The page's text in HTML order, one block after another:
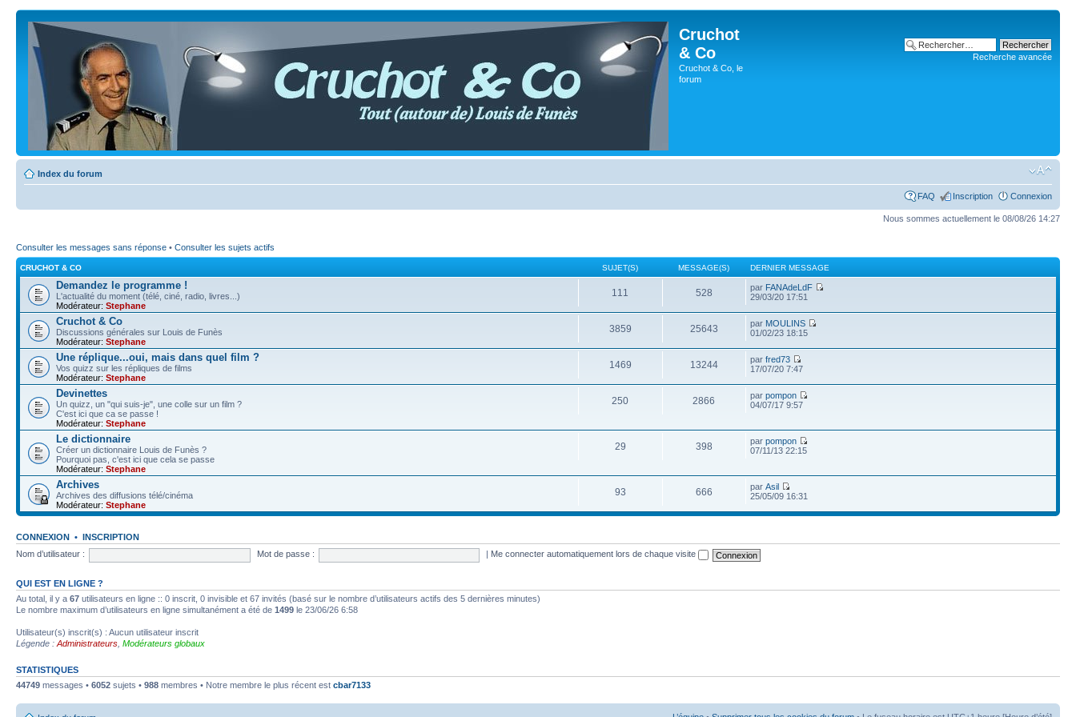
Cruchot
& Co
Cruchot & Co, le
forum
Recherche avancée
Index du forum
FAQ Inscription Connexion
Nous sommes actuellement le 08/08/26 14:27
Consulter les messages sans réponse • Consulter les sujets actifs
CRUCHOT & CO SUJET(S) MESSAGE(S) DERNIER MESSAGE
Demandez le programme !
L'actualité du moment (télé, ciné, radio, livres...)
Modérateur: Stephane
111 528 par FANAdeLdF
29/03/20 17:51
Cruchot & Co
Discussions générales sur Louis de Funès
Modérateur: Stephane
3859 25643 par MOULINS
01/02/23 18:15
Une réplique...oui, mais dans quel film ?
Vos quizz sur les répliques de films
Modérateur: Stephane
1469 13244 parfred73
17/07/20 7:47
Devinettes
Un quizz, un "qui suis-je", une colle sur un film ?
C'est ici que ca se passe !
Modérateur: Stephane
250 2866 parpompon
04/07/17 9:57
Le dictionnaire
Créer un dictionnaire Louis de Funès ?
Pourquoi pas, c'est ici que cela se passe
Modérateur: Stephane
29 398 parpompon
07/11/13 22:15
Archives
Archives des diffusions télé/cinéma
Modérateur: Stephane
93 666 parAsil
25/05/09 16:31
CONNEXION • INSCRIPTION
Nom d’utilisateur :
Mot de passe : Me connecter automatiquement lors de chaque visite
QUI EST EN LIGNE ?
Au total, il y a 67 utilisateurs en ligne :: 0 inscrit, 0 invisible et 67 invités (basé sur le nombre d’utilisateurs actifs des 5 dernières minutes)
Le nombre maximum d’utilisateurs en ligne simultanément a été de 1499 le 23/06/26 6:58
Utilisateur(s) inscrit(s) : Aucun utilisateur inscrit
Légende : Administrateurs Modérateurs globaux
STATISTIQUES
44749 messages • 6052 sujets • 988 membres • Notre membre le plus récent est cbar7133